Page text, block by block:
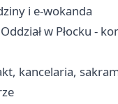
i e-wokanda
w Płocku -
kancelaria,